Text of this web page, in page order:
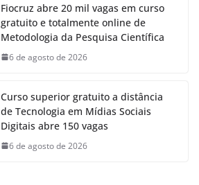
Fiocruz abre 20 mil vagas em curso
gratuito e totalmente online de
Metodologia da Pesquisa Científica
6 de agosto de 2026
Curso superior gratuito a distância
de Tecnologia em Mídias Sociais
Digitais abre 150 vagas
6 de agosto de 2026